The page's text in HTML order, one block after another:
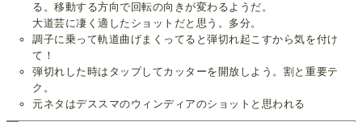
る。移動する方向で回転の向きが変わるようだ。
大道芸に凄く適したショットだと思う。多分。
調子に乗って軌道曲げまくってると弾切れ起こすから気を付け
て！
弾切れした時はタップしてカッターを開放しよう。割と重要テ
ク。
元ネタはデススマのウィンディアのショットと思われる